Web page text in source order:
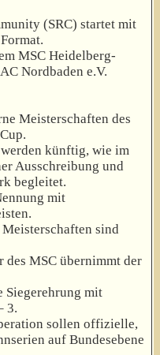
(SRC) startet mit
MSC Heidelberg-
Nordbaden e.V.
Meisterschaften des
künftig, wie im
Ausschreibung und
begleitet.
mit
sind
MSC übernimmt der
Siegerehrung mit
3.
sollen offizielle,
auf Bundesebene